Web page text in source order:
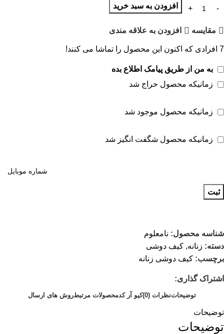
افزودن به سبد خرید
مقايسه افزودن به علاقه مندی
7 افرادی که اکنون این محصول را تماشا می کنند!
به من از طریق پیامک اطلاع بده
زمانیکه محصول حراج شد
زمانیکه محصول موجود شد
زمانیکه محصول شگفت انگیز شد
ثبت
شناسه محصول: نامعلوم
دسته: زنانه, کیف دوشی
برچسب: کیف دوشی زنانه
اشتراک گذاری:
توضیحاتنظرات (0) کیو آر کدمحصولات مرتبطروش های ارسال
توضیحات
توضیحات